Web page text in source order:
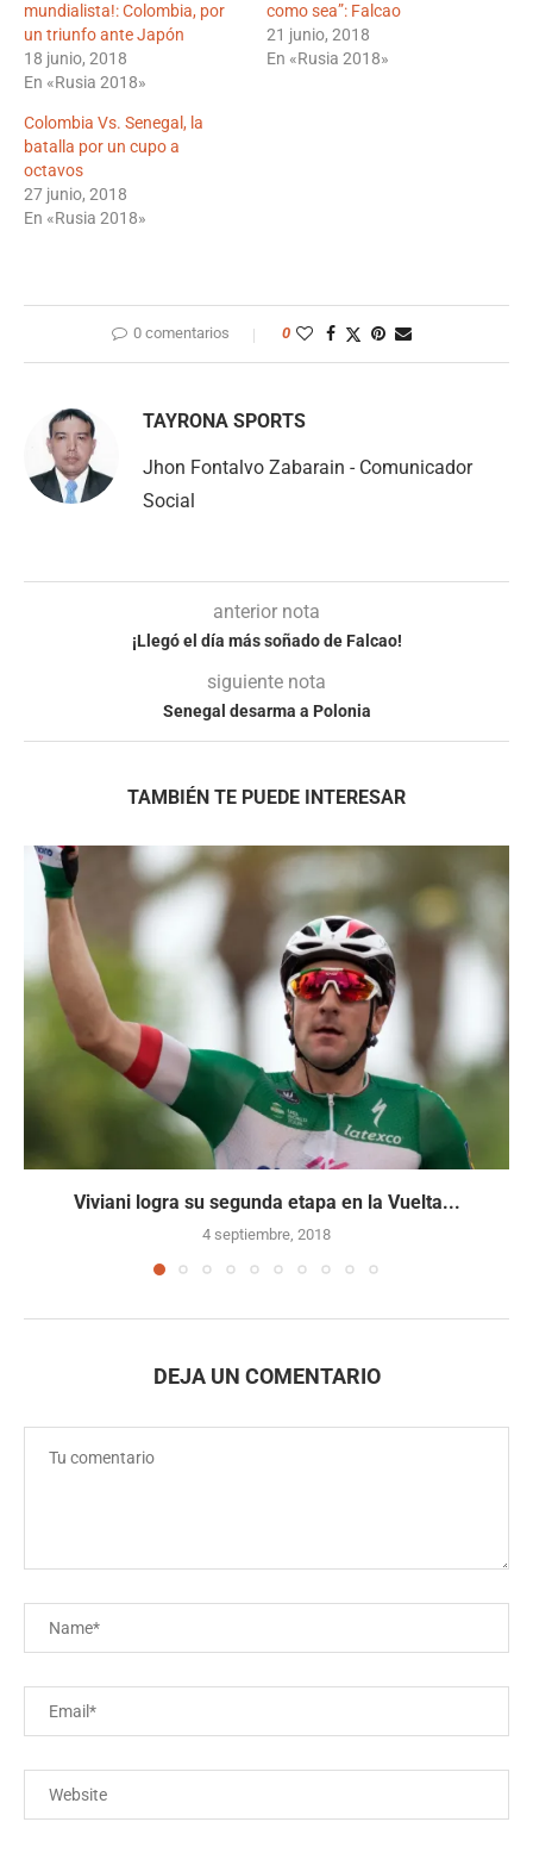
mundialista!: Colombia, por
un triunfo ante Japón
18 junio, 2018
En «Rusia 2018»
como sea”: Falcao
21 junio, 2018
En «Rusia 2018»
Colombia Vs. Senegal, la
batalla por un cupo a
octavos
27 junio, 2018
En «Rusia 2018»
0 comentarios 0
TAYRONA SPORTS
Jhon Fontalvo Zabarain - Comunicador
Social
anterior nota
¡Llegó el día más soñado de Falcao!
siguiente nota
Senegal desarma a Polonia
TAMBIÉN TE PUEDE INTERESAR
Viviani logra su segunda etapa en la Vuelta...
4 septiembre, 2018
DEJA UN COMENTARIO